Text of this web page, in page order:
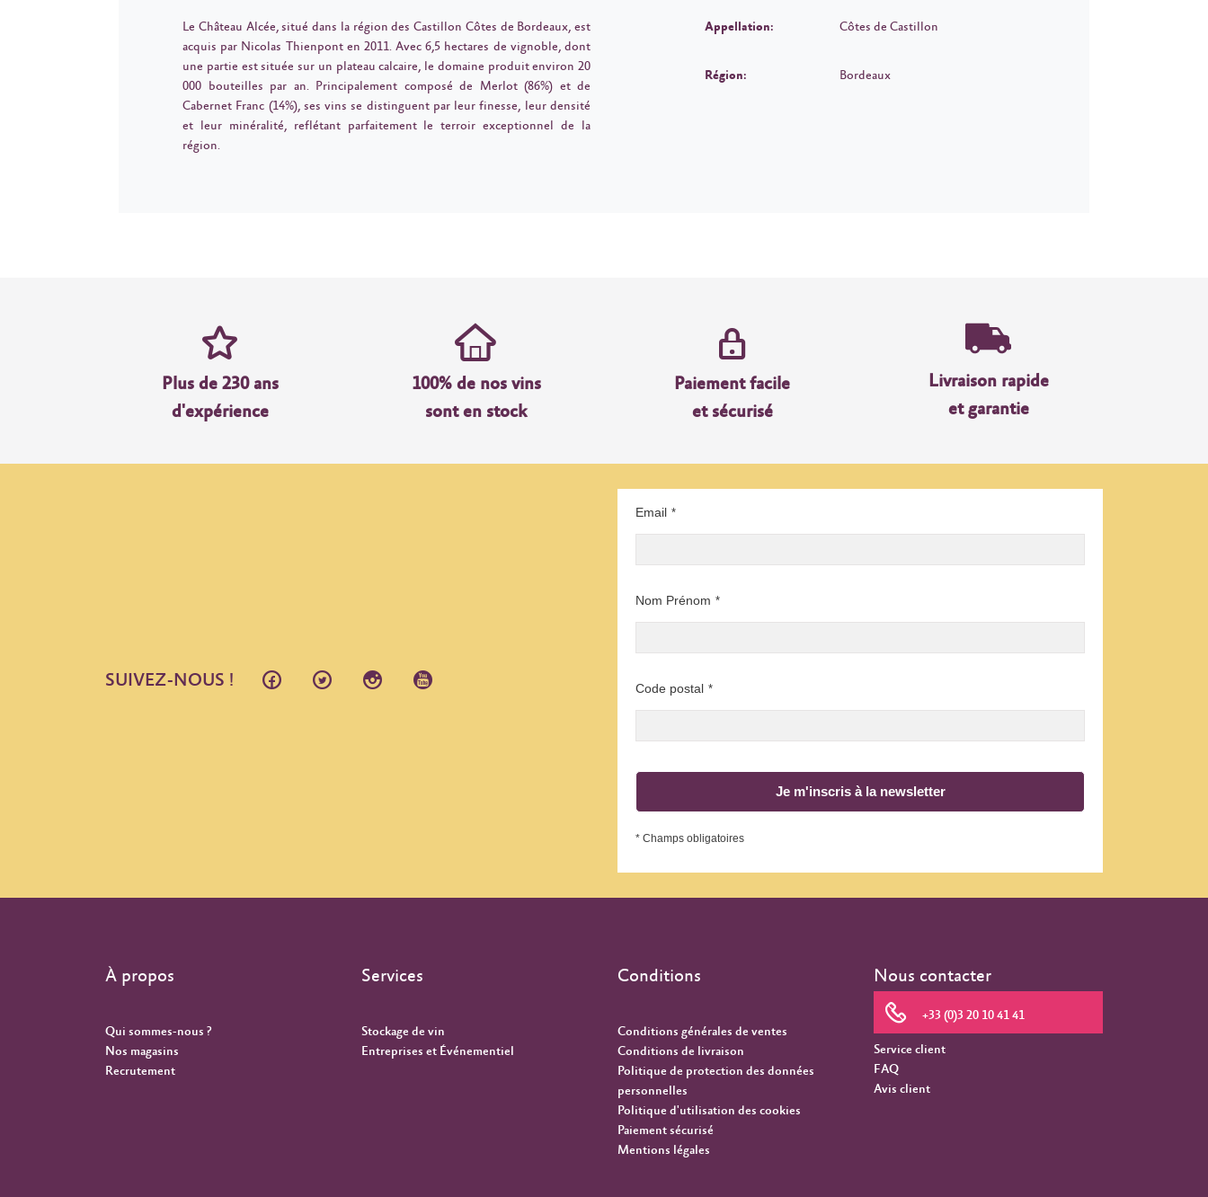
Le Château Alcée, situé dans la région des Castillon Côtes de Bordeaux, est
acquis par Nicolas Thienpont en 2011. Avec 6,5 hectares de vignoble, dont
une partie est située sur un plateau calcaire, le domaine produit environ 20
000 bouteilles par an. Principalement composé de Merlot (86%) et de
Cabernet Franc (14%), ses vins se distinguent par leur finesse, leur densité
et leur minéralité, reflétant parfaitement le terroir exceptionnel de la
région.
Appellation: Côtes de Castillon
Région: Bordeaux
Plus de 230 ans
d'expérience
100% de nos vins
sont en stock
Paiement facile
et sécurisé
Livraison rapide
et garantie
SUIVEZ-NOUS !
Email *
Nom Prénom *
Code postal *
Je m'inscris à la newsletter
* Champs obligatoires
À propos
Qui sommes-nous ?
Nos magasins
Recrutement
Services
Stockage de vin
Entreprises et Événementiel
Conditions
Conditions générales de ventes
Conditions de livraison
Politique de protection des données
personnelles
Politique d'utilisation des cookies
Paiement sécurisé
Mentions légales
Nous contacter
+33 (0)3 20 10 41 41
Service client
FAQ
Avis client